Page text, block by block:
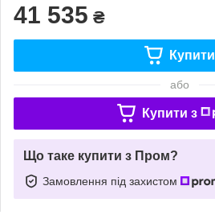
41 535 ₴
Купити
або
Купити з
Що таке купити з Пром?
Замовлення під захистом